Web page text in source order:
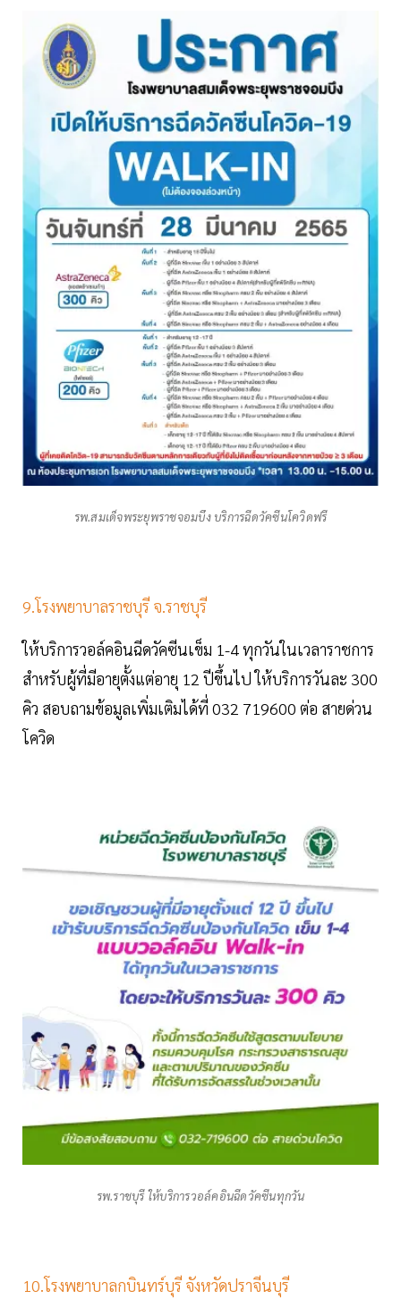
รพ.สมเด็จพระยุพราชจอมบึง บริการฉีดวัคซีนโควิดฟรี
9.โรงพยาบาลราชบุรี จ.ราชบุรี
ให้บริการวอล์คอินฉีดวัคซีนเข็ม 1-4 ทุกวันในเวลาราชการ
สำหรับผู้ที่มีอายุตั้งแต่อายุ 12 ปีขึ้นไป ให้บริการวันละ 300
คิว สอบถามข้อมูลเพิ่มเติมได้ที่ 032 719600 ต่อ สายด่วน
โควิด
รพ.ราชบุรี ให้บริการวอล์คอินฉีดวัคซีนทุกวัน
10.โรงพยาบาลกบินทร์บุรี จังหวัดปราจีนบุรี